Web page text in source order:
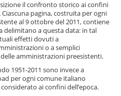
il confronto storico ai confini
pagina, costruita per ogni
al 9 ottobre del 2011, contiene
delimitano a questa data: in tal
effetti dovuti a
o a semplici
amministrazioni preesistenti.
1951-2011 sono invece a
per ogni comune italiano
ai confini dell’epoca.